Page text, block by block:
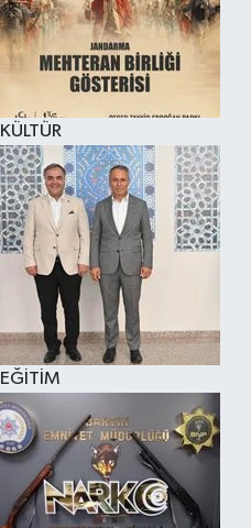
KÜLTÜR
EĞİTİM
KÜLTÜR SANAT
MAGAZİN
SAĞLIK
SİYASET
SPOR
TEKNOLOJİ
VİZYONDAKİLER
YAŞAM